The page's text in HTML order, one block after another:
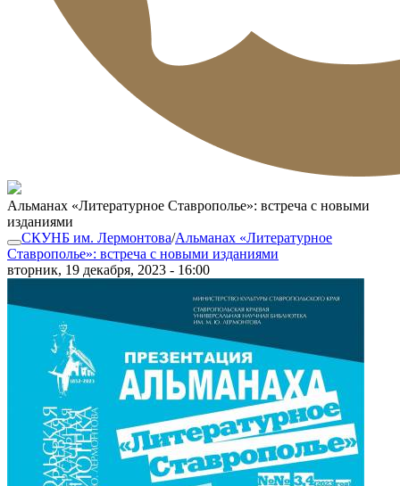
Альманах «Литературное Ставрополье»: встреча с новыми
изданиями
СКУНБ им. Лермонтова/Альманах «Литературное
Ставрополье»: встреча с новыми изданиями
вторник, 19 декабря, 2023 - 16:00